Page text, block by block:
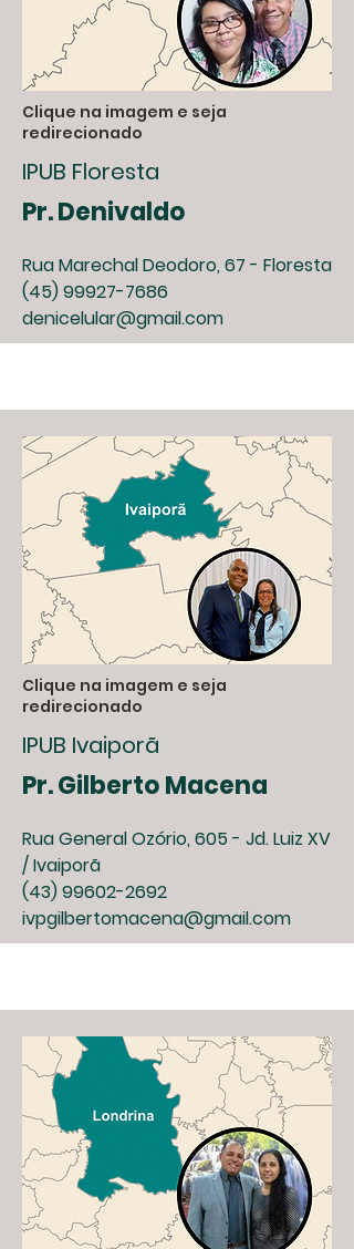
Clique na imagem e seja
redirecionado
IPUB Floresta
Pr. Denivaldo
Rua Marechal Deodoro, 67 - Floresta
(45) 99927-7686
denicelular@gmail.com
Clique na imagem e seja
redirecionado
IPUB Ivaiporã
Pr. Gilberto Macena
Rua General Ozório, 605 - Jd. Luiz XV
/ Ivaiporã
(43) 99602-2692
ivpgilbertomacena@gmail.com